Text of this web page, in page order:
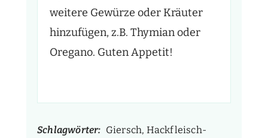
weitere Gewürze oder Kräuter
hinzufügen, z.B. Thymian oder
Oregano. Guten Appetit!
Schlagwörter: Giersch, Hackfleisch-